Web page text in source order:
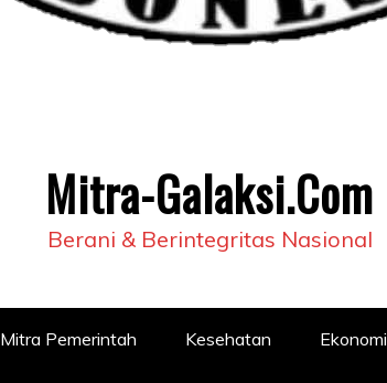
Mitra-Galaksi.Com
Berani & Berintegritas Nasional
Mitra Pemerintah Kesehatan Ekonomi